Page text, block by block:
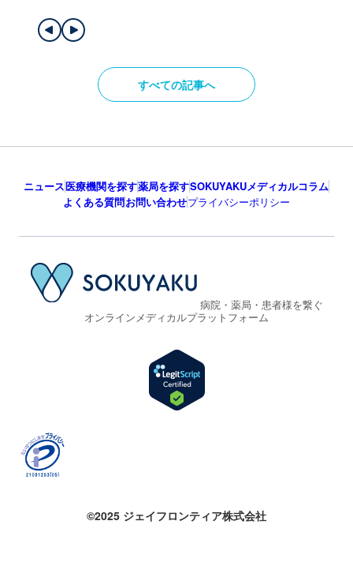
すべての記事へ
ニュース医療機関を探す薬局を探すSOKUYAKUメディカルコラム
よくある質問お問い合わせプライバシーポリシー
病院・薬局・患者様を繋ぐ
オンラインメディカルプラットフォーム
©2025 ジェイフロンティア株式会社